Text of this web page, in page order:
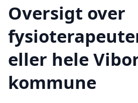
Oversigt over
eller hele
kommune